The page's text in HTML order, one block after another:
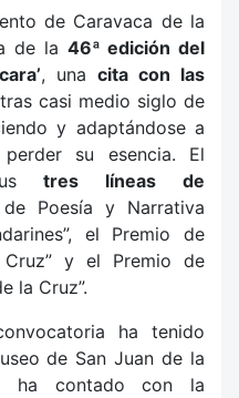
de Caravaca de la
de la 46ª edición del
, una cita con las
casi medio siglo de
y adaptándose a
su esencia. El
tres líneas de
Poesía y Narrativa
el Premio de
y el Premio de
la Cruz”.
ha tenido
de San Juan de la
ha contado con la